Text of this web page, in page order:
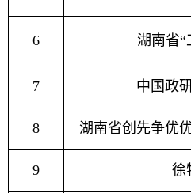
6 湖南省“
7 中国政
8 湖南省创先争优
9 徐